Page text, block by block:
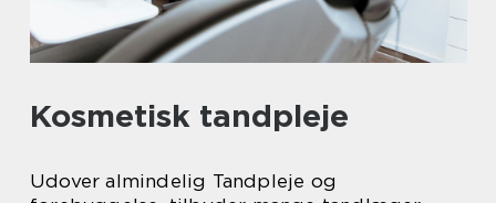
Kosmetisk tandpleje
Udover almindelig Tandpleje og